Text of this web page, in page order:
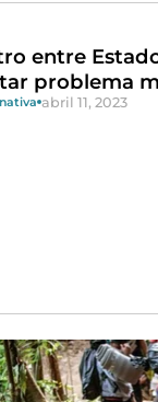
entre
problema
abril 11, 2023